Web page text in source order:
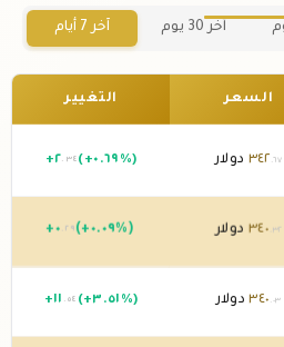
آخر 30 يوم آخر 7 أيام
السعر التغيير
٣٤٢ .٦٧ دولار +٢ .٣٤ (+٠.٦٩%)
٣٤٠ .٣٢ دولار +٠ .٢٩ (+٠.٠٩%)
٣٤٠ .٠٣ دولار +١١ .٥٤ (+٣.٥١%)